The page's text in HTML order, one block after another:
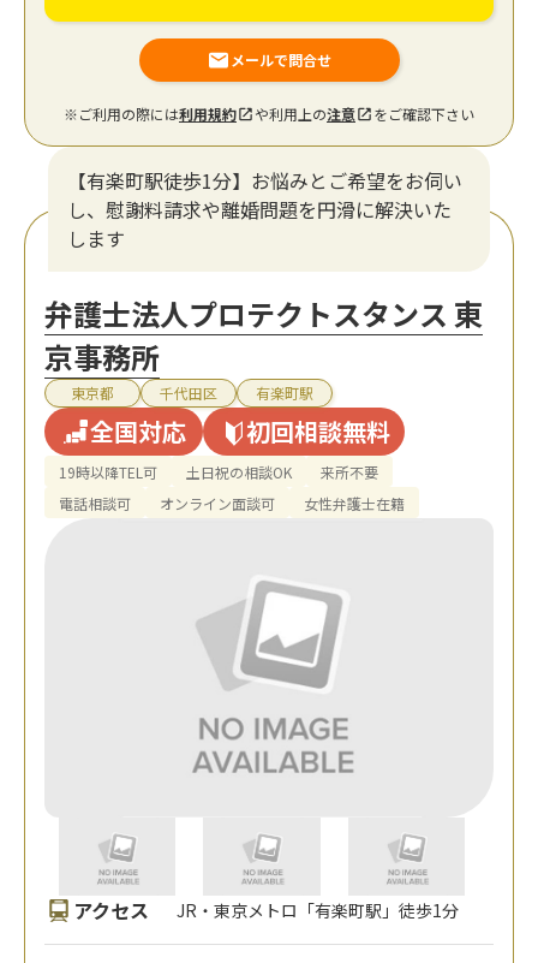
メールで問合せ
※ご利用の際には利用規約 や利用上の注意 をご確認下さい
【有楽町駅徒歩1分】お悩みとご希望をお伺い
し、慰謝料請求や離婚問題を円滑に解決いた
します
弁護士法人プロテクトスタンス 東
京事務所
東京都 千代田区 有楽町駅
全国対応 初回相談無料
19時以降TEL可 土日祝の相談OK
来所不要
電話相談可
オンライン面談可 女性弁護士在籍
アクセス JR・東京メトロ「有楽町駅」徒歩1分